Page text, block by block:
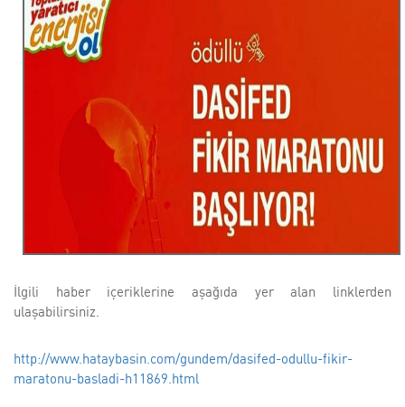
İlgili haber içeriklerine aşağıda yer alan linklerden
ulaşabilirsiniz.
http://www.hataybasin.com/gundem/dasifed-odullu-fikir-
maratonu-basladi-h11869.html